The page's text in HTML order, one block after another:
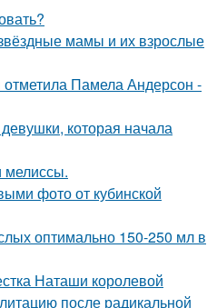
мамы и их взрослые
Памела Андерсон -
которая начала
мелиссы.
фото от кубинской
оптимально 150-250 мл в
Наташи королевой
после радикальной